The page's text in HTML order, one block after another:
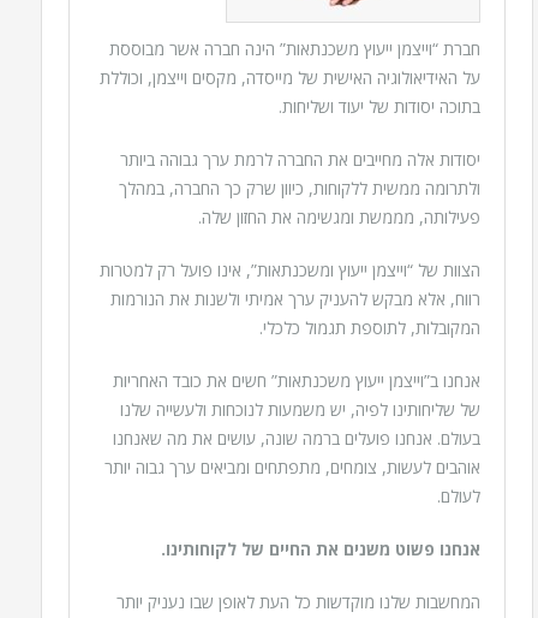
חברת “וייצמן ייעוץ משכנתאות” הינה חברה אשר מבוססת
על האידיאולוגיה האישית של מייסדה, מקסים וייצמן, וכוללת
בתוכה יסודות של יעוד ושליחות.
יסודות אלה מחייבים את החברה לרמת ערך גבוהה ביותר
ולתרומה ממשית ללקוחות, כיוון שרק כך החברה, במהלך
פעילותה, מממשת ומגשימה את החזון שלה.
הצוות של “וייצמן ייעוץ ומשכנתאות”, אינו פועל רק למטרות
רווח, אלא מבקש להעניק ערך אמיתי ולשנות את הנורמות
המקובלות, לתוספת תגמול כלכלי.
אנחנו ב”וייצמן ייעוץ משכנתאות” חשים את כובד האחריות
של שליחותינו לפיה, יש משמעות לנוכחות ולעשייה שלנו
בעולם. אנחנו פועלים ברמה שונה, עושים את מה שאנחנו
אוהבים לעשות, צומחים, מתפתחים ומביאים ערך גבוה יותר
לעולם.
אנחנו פשוט משנים את החיים של לקוחותינו.
המחשבות שלנו מוקדשות כל העת לאופן שבו נעניק יותר